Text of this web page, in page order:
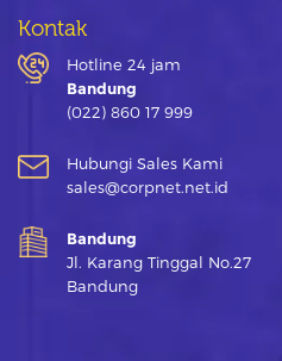
Kontak
Hotline 24 jam
Bandung
(022) 860 17 999
Hubungi Sales Kami
sales@corpnet.net.id
Bandung
Jl. Karang Tinggal No.27
Bandung